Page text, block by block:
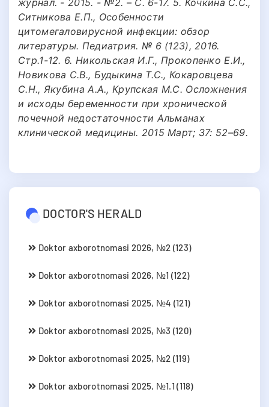
Ситникова Е.П., Особенности
цитомегаловирусной инфекции: обзор
литературы. Педиатрия. № 6 (123), 2016.
Стр.1-12. 6. Никольская И.Г., Прокопенко Е.И.,
Новикова С.В., Будыкина Т.С., Кокаровцева
С.Н., Якубина А.А., Крупская М.С. Осложнения
и исходы беременности при хронической
почечной недостаточности Альманах
клинической медицины. 2015 Март; 37: 52–69.
DOCTOR'S HERALD
Doktor axborotnomasi 2026, №2 (123)
Doktor axborotnomasi 2026, №1 (122)
Doktor axborotnomasi 2025, №4 (121)
Doktor axborotnomasi 2025, №3 (120)
Doktor axborotnomasi 2025, №2 (119)
Doktor axborotnomasi 2025, №1.1 (118)